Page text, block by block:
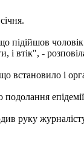
чоловік
втік", -
і
руку